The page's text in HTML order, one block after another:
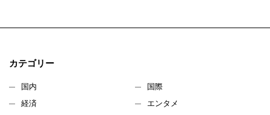
カテゴリー
国内
国際
経済
エンタメ